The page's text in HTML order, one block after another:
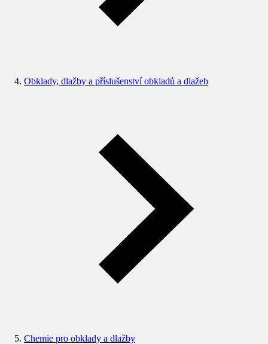
Obklady, dlažby a příslušenství obkladů a dlažeb
Chemie pro obklady a dlažby